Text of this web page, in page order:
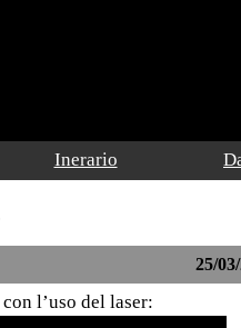
Inerario
25/
l’uso del laser: